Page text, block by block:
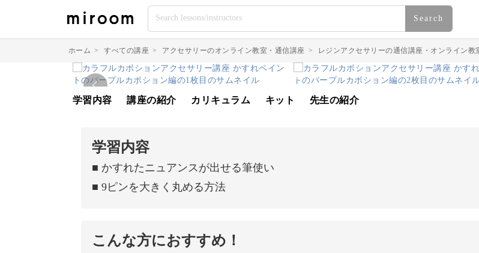
Search
ホーム > すべての講座 > アクセサリーのオンライン教室・通信講座 > レジンアクセサリーの通信講座・オンライン教
学習内容 講座の紹介 カリキュラム キット 先生の紹介
学習内容
■ かすれたニュアンスが出せる筆使い
■ 9ピンを大きく丸める方法
こんな方におすすめ！